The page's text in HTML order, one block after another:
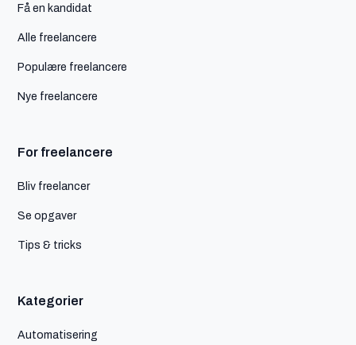
Få en kandidat
Alle freelancere
Populære freelancere
Nye freelancere
For freelancere
Bliv freelancer
Se opgaver
Tips & tricks
Kategorier
Automatisering